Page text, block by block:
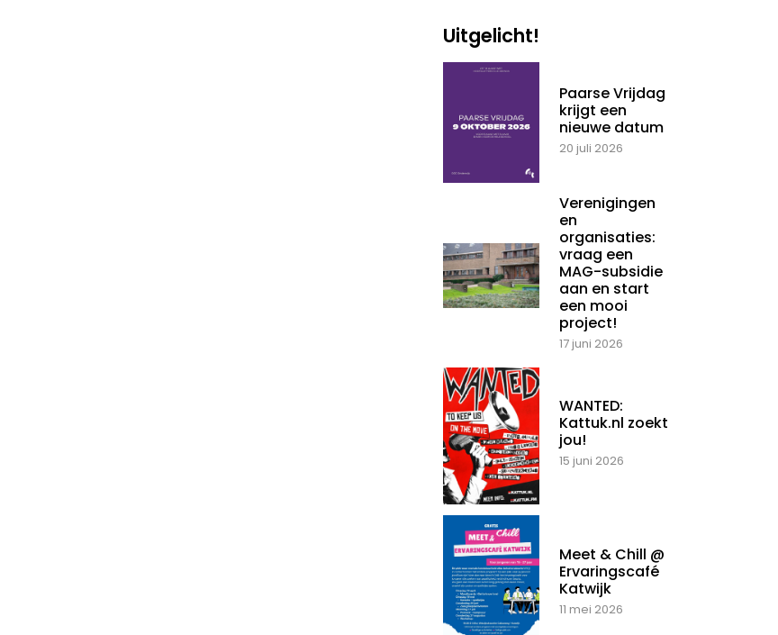
Uitgelicht!
Paarse Vrijdag
krijgt een
nieuwe datum
20 juli 2026
Verenigingen
en
organisaties:
vraag een
MAG-subsidie
aan en start
een mooi
project!
17 juni 2026
WANTED:
Kattuk.nl zoekt
jou!
15 juni 2026
Meet & Chill @
Ervaringscafé
Katwijk
11 mei 2026